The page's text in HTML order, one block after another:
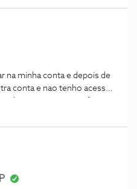
na minha conta e depois de
conta e nao tenho acesso
dazn. E os meus perfis
perfis.Agradeço q